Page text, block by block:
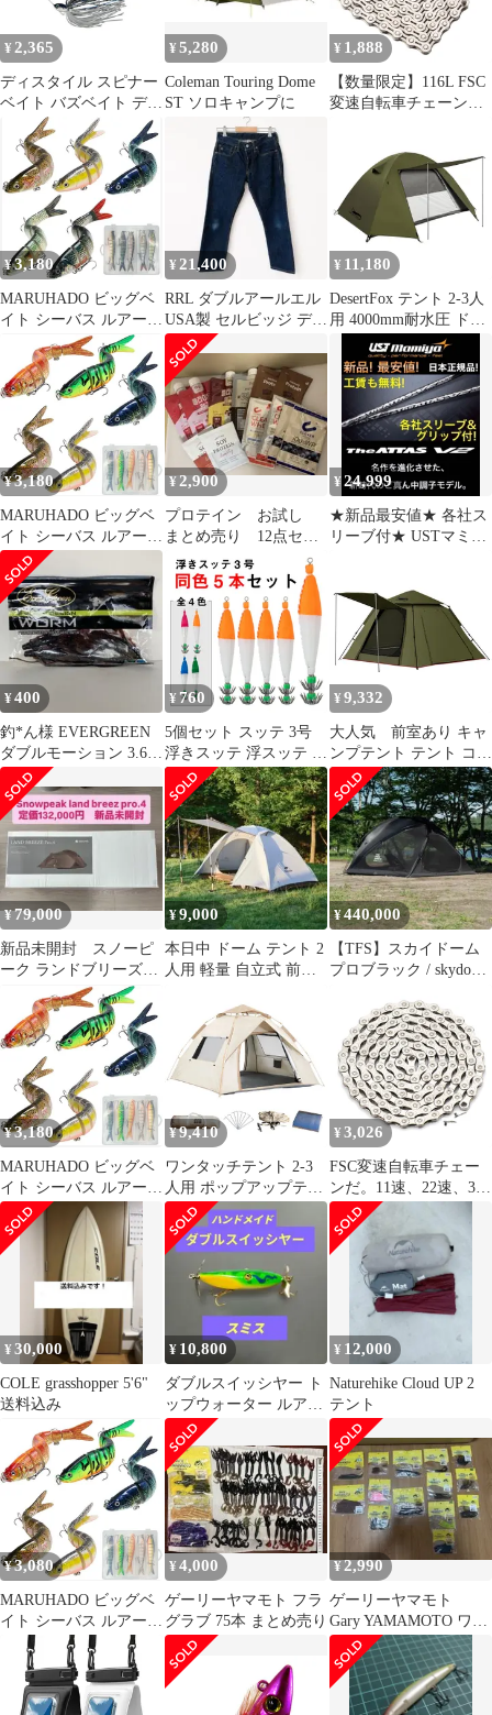
自立式 通気防風防雨 ツ
ーリングドーム キャン
プテントｍａ
3000mm 四面メッシュ
超軽量 収納袋付き ドー
ムテント 折りたたみ 簡
易 軽量 0b5d33a9
を除く ）
¥ 2,365
ディスタイル スピナー
ベイト バズベイト ディ
ースパイカーコンパク
ト 1/4oz DW プロブル
ーストライク
¥5,280
Coleman Touring Dome
ST ソロキャンプに
¥ 1,888
【数量限定】116L FSC
変速自転車チェーン
彫りデザイン (シルバ
¥3,180
MARUHADO ビッグベ
イト シーバス ルアー 5
本セット シンキングミ
ノー 収納ケース付き タ
イラバ バス釣り サワラ
(ナチュラル, 13.7cm
27g)
¥ 21,400
RRL ダブルアールエル
USA製 セルビッジ デニ
ムパンツ W28 インディ
ゴ
¥ 11,180
DesertFox テント 2-3人
用 4000mm耐水圧 ドー
ムテント 前室あり キャ
ンプテント コンパクト
軽量 撥水加工素材 二重
層構造 4シーズン 簡単
設営 超軽量 UVカット
自立式 通気防風防雨 ツ
ーリングドーム キャン
プテントe
¥3,180
MARUHADO ビッグベ
イト シーバス ルアー 5
本セット シンキングミ
ノー 収納ケース付き タ
イラバ バス釣り サワラ
(ナチュラル＆アピー
ル, 13.7cm 27g)
¥2,900
プロテイン お試し
まとめ売り 12点セッ
ト
¥24,999
★新品最安値★ 各社ス
リーブ付★ USTマミヤ
シャフト！ドラコンア
ッタス
¥400
釣*ん様 EVERGREEN
ダブルモーション 3.6イ
ンチ 6個
¥ 760
5個セット スッテ 3号
浮きスッテ 浮スッテ 5g
ドロッパー 漁師 業務用
プロ仕様 漁具 イカスッ
テ 夜光 蛍光 蛍光色 蓄
光 イカ イカ漁船 イカ
釣り スルメイカ ヤリイ
カ アオリイカ ダブルカ
ンナ 5グラム ツートン
浮きスッテ3号
¥ 9,332
大人気 前室あり キャ
ンプテント テント コン
パクト軽軽量 撥水加工
素材 テント 自立式 二
重層構造 4000mm耐水
圧 4シーズン 3-4人用
簡単設営 初心者向け ワ
ンタッチ UVカット 通
気防風防雨 DesertFox
収納袋付き
¥ 79,000
新品未開封 スノーピ
ーク ランドブリーズ
Pro 4 SD-644 land
¥9,000
本日中 ドーム テント 2
人用 軽量 自立式 前室
¥440,000
【TFS】スカイドーム
プロブラック / skydome
¥3,180
MARUHADO ビッグベ
イト シーバス ルアー 5
本セット シンキングミ
ノー 収納ケース付き タ
イラバ バス釣り サワラ
(ナチュラル＆アピー
ル, 13.4cm 18g)
¥9,410
ワンタッチテント 2-3
人用 ポップアップテン
ト テント キャンプ ア
ウトドア シルバーコー
ティング 自動開閉 5秒
設営 UV高遮光 防風防
水 耐水圧3000mm 四面
メッシュ 超軽量 収納袋
付き ドームテント 折り
たたみ 簡易 軽量 防水
ピクニック 防災
¥ 3,026
FSC変速自転車チェー
ンだ。11速、22速、33
速汎用、軽量化中空透
かし彫りデザイン 116L
(シルバー通常タイプ)
¥30,000
COLE grasshopper 5'6"
送料込み
¥ 10,800
ダブルスイッシヤー ト
ップウォーター ルア
ー クライングフロッ
グ オールドルアー
¥ 12,000
Naturehike Cloud UP 2
テント
¥3,080
MARUHADO ビッグベ
イト シーバス ルアー 5
本セット シンキングミ
ノー 収納ケース付き タ
イラバ バス釣り サワラ
(ナチュラル＆アピー
¥4,000
ゲーリーヤマモト フラ
グラブ 75本 まとめ売り
¥2,990
ゲーリーヤマモト
Gary YAMAMOTO ワー
ム セット ゲーリー